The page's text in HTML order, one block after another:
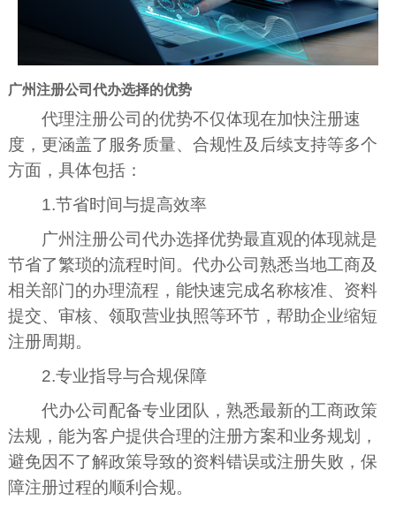
广州注册公司代办选择的优势
代理注册公司的优势不仅体现在加快注册速
度，更涵盖了服务质量、合规性及后续支持等多个
方面，具体包括：
1.节省时间与提高效率
广州注册公司代办选择优势最直观的体现就是
节省了繁琐的流程时间。代办公司熟悉当地工商及
相关部门的办理流程，能快速完成名称核准、资料
提交、审核、领取营业执照等环节，帮助企业缩短
注册周期。
2.专业指导与合规保障
代办公司配备专业团队，熟悉最新的工商政策
法规，能为客户提供合理的注册方案和业务规划，
避免因不了解政策导致的资料错误或注册失败，保
障注册过程的顺利合规。